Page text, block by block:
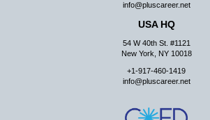
info@pluscareer.net
USA HQ
54 W 40th St. #1121
New York, NY 10018
+1-917-460-1419
info@pluscareer.net